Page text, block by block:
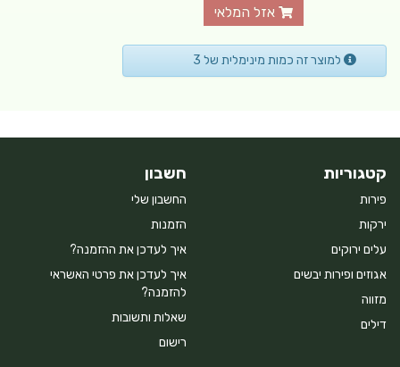
אזל המלאי
למוצר זה כמות מינימלית של 3
קטגוריות
פירות
ירקות
עלים ירוקים
אגוזים ופירות יבשים
מזווה
דילים
חשבון
החשבון שלי
הזמנות
איך לעדכן את ההזמנה?
איך לעדכן את פרטי האשראי
להזמנה?
שאלות ותשובות
רישום